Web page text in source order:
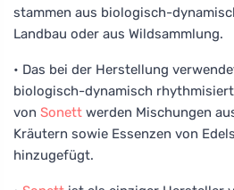
stammen aus biologisch-
Landbau oder aus Wildsammlung.
• Das bei der Herstellung
biologisch-dynamisch
von Sonett werden Mischungen
Kräutern sowie Essenzen von
hinzugefügt.